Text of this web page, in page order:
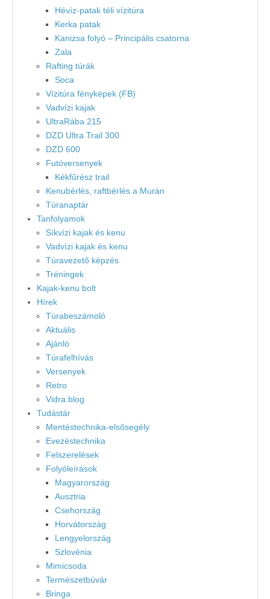
Hévíz-patak téli vízitúra
Kerka patak
Kanizsa folyó – Principális csatorna
Zala
Rafting túrák
Soca
Vízitúra fényképek (FB)
Vadvízi kajak
UltraRába 215
DZD Ultra Trail 300
DZD 600
Futóversenyek
Kékfűrész trail
Kenubérlés, raftbérlés a Murán
Túranaptár
Tanfolyamok
Síkvízi kajak és kenu
Vadvízi kajak és kenu
Túravezető képzés
Tréningek
Kajak-kenu bolt
Hírek
Túrabeszámoló
Aktuális
Ajánló
Túrafelhívás
Versenyek
Retro
Vidra blog
Tudástár
Mentéstechnika-elsősegély
Evezéstechnika
Felszerelések
Folyóleírások
Magyarország
Ausztria
Csehország
Horvátország
Lengyelország
Szlovénia
Mimicsoda
Természetbúvár
Bringa